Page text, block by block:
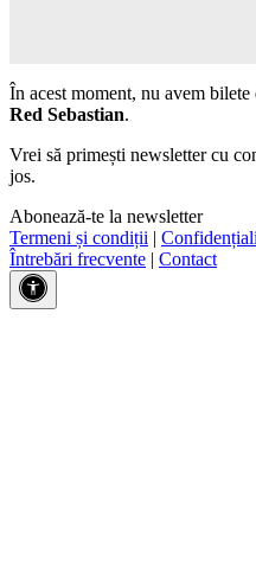
În acest moment, nu avem
Red Sebastian.
Vrei să primești newsletter cu
jos.
Abonează-te la newsletter
Termeni și condiții |
Întrebări frecvente | Contact